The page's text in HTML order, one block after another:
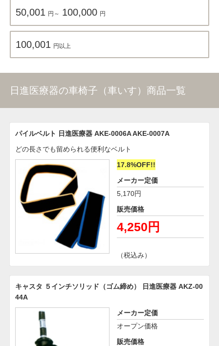
50,001 円～ 100,000 円
100,001 円以上
日進医療器の車椅子（車いす）商品一覧
パイルベルト 日進医療器 AKE-0006A AKE-0007A
どの長さでも留められる便利なベルト
17.8%OFF!!
メーカー定価
5,170円
販売価格
4,250円
（税込み）
キャスタ ５インチソリッド（ゴム締め） 日進医療器 AKZ-00
44A
メーカー定価
オープン価格
販売価格